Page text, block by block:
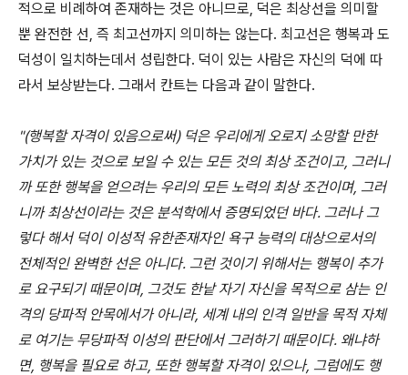
적으로 비례하여 존재하는 것은 아니므로, 덕은 최상선을 의미할
뿐 완전한 선, 즉 최고선까지 의미하는 않는다. 최고선은 행복과 도
덕성이 일치하는데서 성립한다. 덕이 있는 사람은 자신의 덕에 따
라서 보상받는다. 그래서 칸트는 다음과 같이 말한다.
"(행복할 자격이 있음으로써) 덕은 우리에게 오로지 소망할 만한
가치가 있는 것으로 보일 수 있는 모든 것의 최상 조건이고, 그러니
까 또한 행복을 얻으려는 우리의 모든 노력의 최상 조건이며, 그러
니까 최상선이라는 것은 분석학에서 증명되었던 바다. 그러나 그
렇다 해서 덕이 이성적 유한존재자인 욕구 능력의 대상으로서의
전체적인 완벽한 선은 아니다. 그런 것이기 위해서는 행복이 추가
로 요구되기 때문이며, 그것도 한낱 자기 자신을 목적으로 삼는 인
격의 당파적 안목에서가 아니라, 세계 내의 인격 일반을 목적 자체
로 여기는 무당파적 이성의 판단에서 그러하기 때문이다. 왜냐하
면, 행복을 필요로 하고, 또한 행복할 자격이 있으나, 그럼에도 행